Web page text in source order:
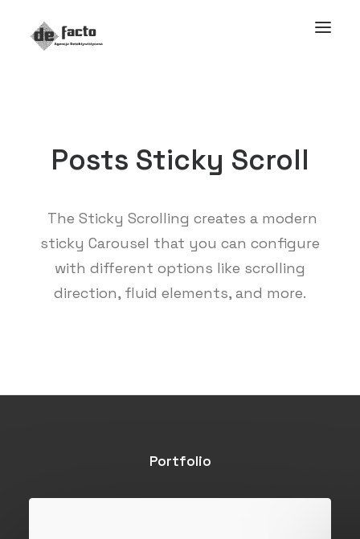
Posts Sticky Scroll
The Sticky Scrolling creates a modern
sticky Carousel that you can configure
with different options like scrolling
direction, fluid elements, and more.
Portfolio